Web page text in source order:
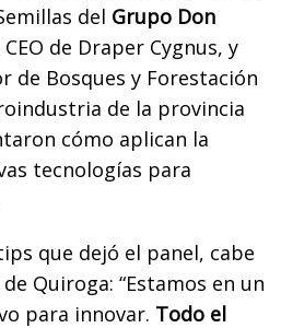
del Grupo Don
de Draper Cygnus, y
de Bosques y Forestación
de la provincia
cómo aplican la
tecnologías para
que dejó el panel, cabe
Quiroga: “Estamos en un
para innovar. Todo el